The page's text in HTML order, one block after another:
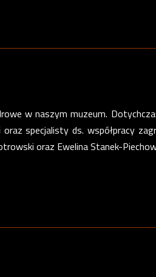
w naszym muzeum.
specjalisty ds. współpracy
oraz Ewelina Stanek-